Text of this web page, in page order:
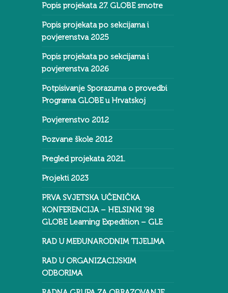
Popis projekata 27. GLOBE smotre
Popis projekata po sekcijama i
povjerenstva 2025
Popis projekata po sekcijama i
povjerenstva 2026
Potpisivanje Sporazuma o provedbi
Programa GLOBE u Hrvatskoj
Povjerenstvo 2012
Pozvane škole 2012
Pregled projekata 2021.
Projekti 2023
PRVA SVJETSKA UČENIČKA
KONFERENCIJA – HELSINKI ‘98
GLOBE Learning Expedition – GLE
RAD U MEĐUNARODNIM TIJELIMA
RAD U ORGANIZACIJSKIM
ODBORIMA